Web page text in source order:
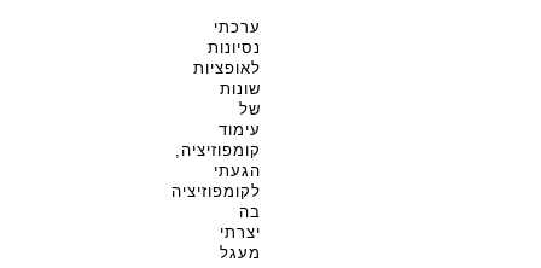
ערכתי
נסיונות
לאופציות
שונות
של
עימוד
קומפוזיציה,
הגעתי
לקומפוזיציה
בה
יצרתי
מעגל